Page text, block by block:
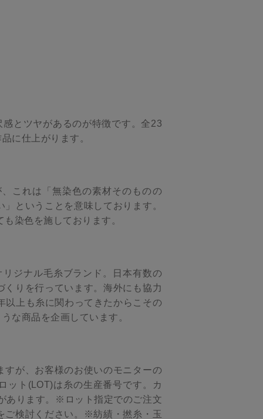
とツヤがあるのが特徴です。全23
に仕上がります。
これは「無染色の素材そのものの
ということを意味しております。
染色を施しております。
ジナル毛糸ブランド。日本有数の
りを行っています。海外にも協力
以上も糸に関わってきたからこその
な商品を企画しています。
が、お客様のお使いのモニターの
ット(LOT)は糸の生産番号です。カ
あります。※ロット指定でのご注文
ご検討ください。※紡績・撚糸・玉